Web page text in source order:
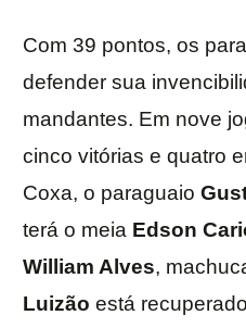
Com 39 pontos, os
defender sua
mandantes. Em nove
cinco vitórias e quatro
Coxa, o paraguaio
terá o meia Edson
William Alves,
Luizão está